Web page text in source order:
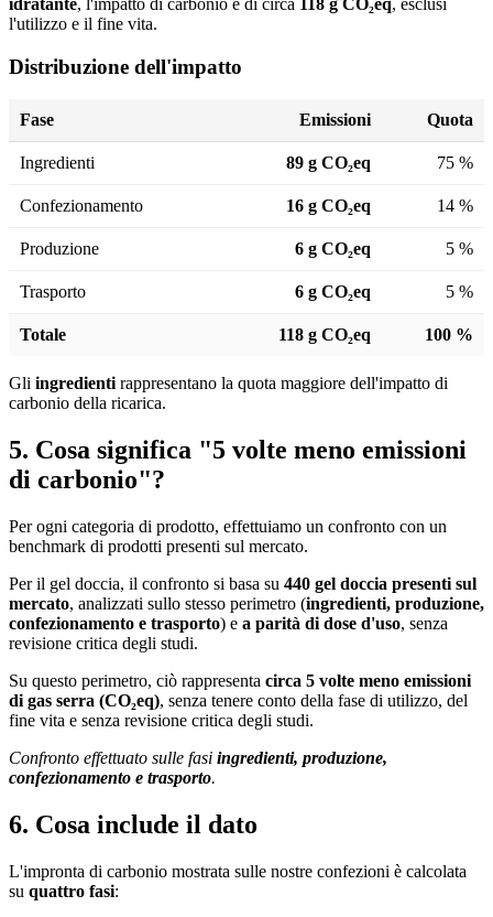
idratante, l'impatto di carbonio è di circa 118 g CO₂eq, esclusi
l'utilizzo e il fine vita.
Distribuzione dell'impatto
Fase Emissioni Quota
Ingredienti 89 g CO₂eq 75 %
Confezionamento 16 g CO₂eq 14 %
Produzione 6 g CO₂eq 5 %
Trasporto 6 g CO₂eq 5 %
Totale 118 g CO₂eq 100 %
Gli ingredienti rappresentano la quota maggiore dell'impatto di
carbonio della ricarica.
5. Cosa significa "5 volte meno emissioni
di carbonio"?
Per ogni categoria di prodotto, effettuiamo un confronto con un
benchmark di prodotti presenti sul mercato.
Per il gel doccia, il confronto si basa su 440 gel doccia presenti sul
mercato, analizzati sullo stesso perimetro (ingredienti, produzione,
confezionamento e trasporto) e a parità di dose d'uso, senza
revisione critica degli studi.
Su questo perimetro, ciò rappresenta circa 5 volte meno emissioni
di gas serra (CO₂eq), senza tenere conto della fase di utilizzo, del
fine vita e senza revisione critica degli studi.
Confronto effettuato sulle fasi ingredienti, produzione,
confezionamento e trasporto.
6. Cosa include il dato
L'impronta di carbonio mostrata sulle nostre confezioni è calcolata
su quattro fasi: